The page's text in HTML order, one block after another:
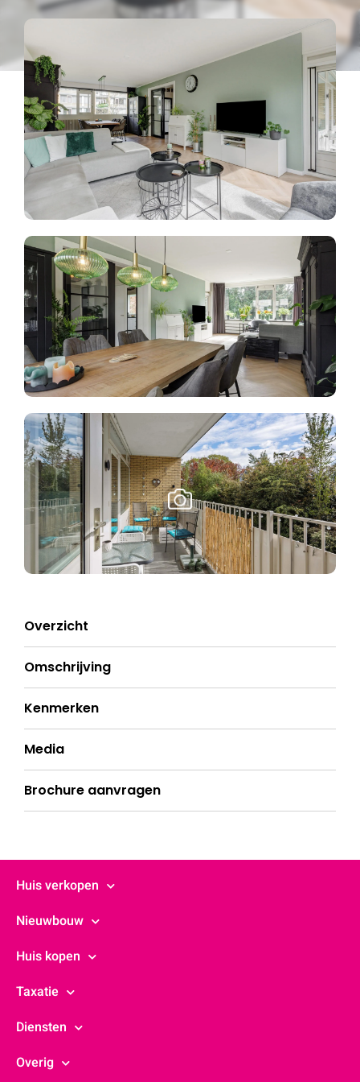
Overzicht
Omschrijving
Kenmerken
Media
Brochure aanvragen
Huis verkopen
Nieuwbouw
Huis kopen
Taxatie
Diensten
Overig